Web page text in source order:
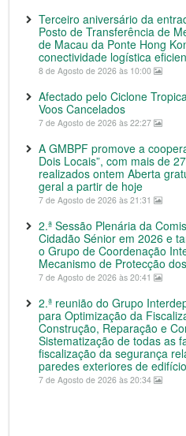
Terceiro aniversário da
Posto de Transferência de
de Macau da Ponte Hong
conectividade logística
8 de Agosto de 2026 às 10:00
Afectado pelo Ciclone
Voos Cancelados
7 de Agosto de 2026 às 22:27
A GMBPF promove a
Dois Locais”, com mais de
realizados ontem Aberta
geral a partir de hoje
7 de Agosto de 2026 às 21:31
2.ª Sessão Plenária da
Cidadão Sénior em 2026 e
o Grupo de Coordenação
Mecanismo de Protecção
7 de Agosto de 2026 às 20:41
2.ª reunião do Grupo
para Optimização da
Construção, Reparação e
Sistematização de todas as
fiscalização da segurança
paredes exteriores de
7 de Agosto de 2026 às 20:34